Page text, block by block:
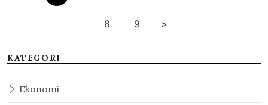
8 9 >
KATEGORI
Ekonomi